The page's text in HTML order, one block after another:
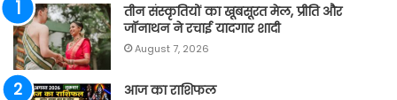
तीन संस्कृतियों का खूबसूरत मेल, प्रीति और
जॉनाथन ने रचाई यादगार शादी
August 7, 2026
आज का राशिफल